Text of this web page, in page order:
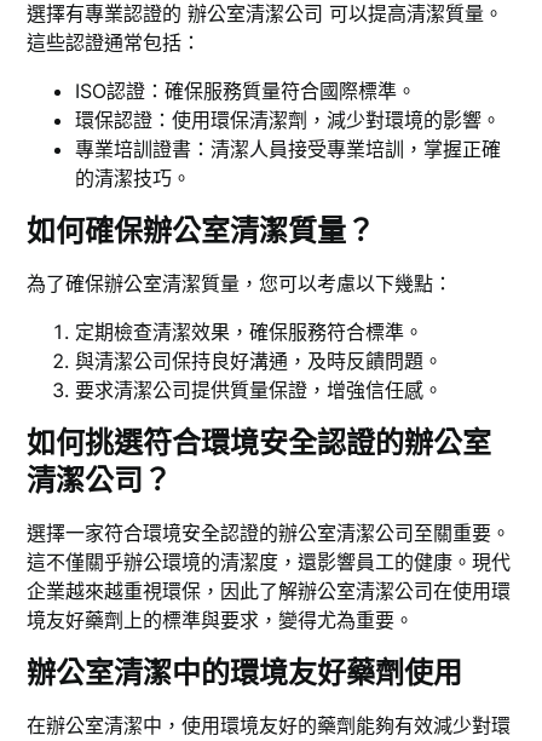
選擇有專業認證的 辦公室清潔公司 可以提高清潔質量。
這些認證通常包括：
ISO認證：確保服務質量符合國際標準。
環保認證：使用環保清潔劑，減少對環境的影響。
專業培訓證書：清潔人員接受專業培訓，掌握正確
的清潔技巧。
如何確保辦公室清潔質量？
為了確保辦公室清潔質量，您可以考慮以下幾點：
定期檢查清潔效果，確保服務符合標準。
與清潔公司保持良好溝通，及時反饋問題。
要求清潔公司提供質量保證，增強信任感。
如何挑選符合環境安全認證的辦公室
清潔公司？
選擇一家符合環境安全認證的辦公室清潔公司至關重要。
這不僅關乎辦公環境的清潔度，還影響員工的健康。現代
企業越來越重視環保，因此了解辦公室清潔公司在使用環
境友好藥劑上的標準與要求，變得尤為重要。
辦公室清潔中的環境友好藥劑使用
在辦公室清潔中，使用環境友好的藥劑能夠有效減少對環